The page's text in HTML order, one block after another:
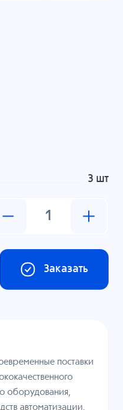
3 шт
Заказать
поставки
оборудования,
автоматизации,